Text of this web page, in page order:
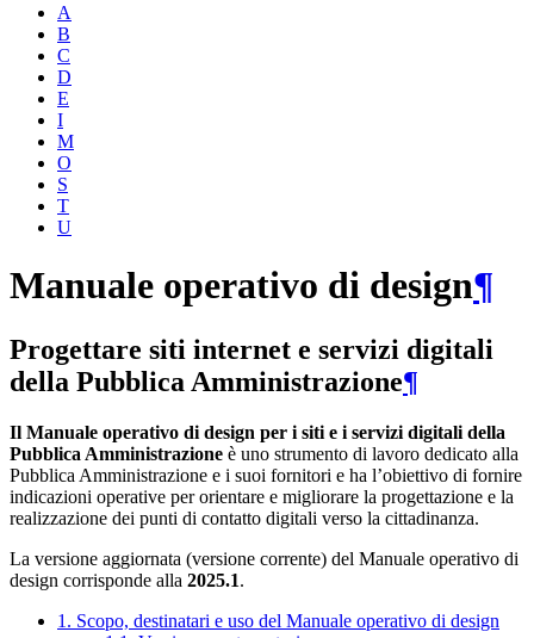
A
B
C
D
E
I
M
O
S
T
U
Manuale operativo di design¶
Progettare siti internet e servizi digitali
della Pubblica Amministrazione¶
Il Manuale operativo di design per i siti e i servizi digitali della
Pubblica Amministrazione è uno strumento di lavoro dedicato alla
Pubblica Amministrazione e i suoi fornitori e ha l’obiettivo di fornire
indicazioni operative per orientare e migliorare la progettazione e la
realizzazione dei punti di contatto digitali verso la cittadinanza.
La versione aggiornata (versione corrente) del Manuale operativo di
design corrisponde alla 2025.1.
1. Scopo, destinatari e uso del Manuale operativo di design